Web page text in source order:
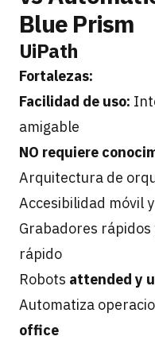
Blue Prism
UiPath
Fortalezas:
Facilidad de uso:
amigable
NO requiere
Arquitectura de
Accesibilidad móvil
Grabadores
rápido
Robots attended y
Automatiza
office